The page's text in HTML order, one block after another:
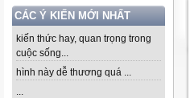
CÁC Ý KIẾN MỚI NHẤT
kiến thức hay, quan trọng trong
cuộc sống...
hình này dễ thương quá ...
...